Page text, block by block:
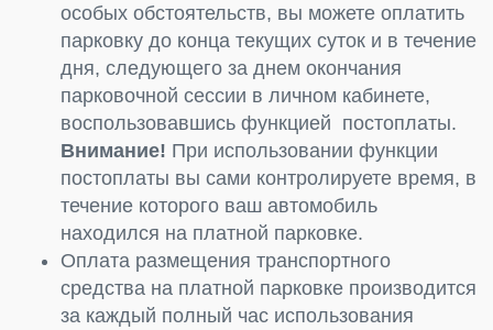
особых обстоятельств, вы можете оплатить
парковку до конца текущих суток и в течение
дня, следующего за днем окончания
парковочной сессии в личном кабинете,
воспользовавшись функцией постоплаты.
Внимание! При использовании функции
постоплаты вы сами контролируете время, в
течение которого ваш автомобиль
находился на платной парковке.
Оплата размещения транспортного
средства на платной парковке производится
за каждый полный час использования